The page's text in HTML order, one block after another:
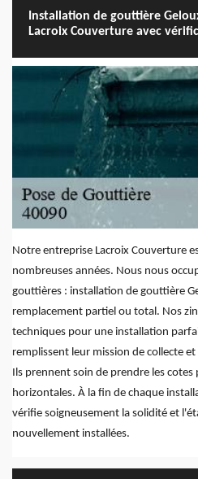
Installation de gouttière
Lacroix Couverture avec
Notre entreprise Lacroix Couverture
nombreuses années. Nous nous
gouttières : installation de gouttière
remplacement partiel ou total. Nos
techniques pour une installation
remplissent leur mission de collecte
Ils prennent soin de prendre les
horizontales. À la fin de chaque
vérifie soigneusement la solidité et
nouvellement installées.